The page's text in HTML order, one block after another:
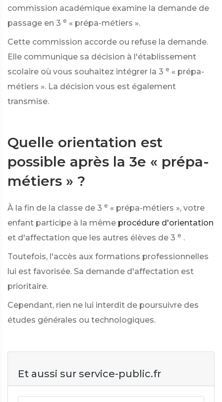
commission académique examine la demande de
passage en 3 e « prépa-métiers ».
Cette commission accorde ou refuse la demande.
Elle communique sa décision à l'établissement
scolaire où vous souhaitez intégrer la 3 e « prépa-
métiers ». La décision vous est également
transmise.
Quelle orientation est
possible après la 3e « prépa-
métiers » ?
À la fin de la classe de 3 e « prépa-métiers », votre
enfant participe à la même procédure d'orientation
et d'affectation que les autres élèves de 3 e .
Toutefois, l'accès aux formations professionnelles
lui est favorisée. Sa demande d'affectation est
prioritaire.
Cependant, rien ne lui interdit de poursuivre des
études générales ou technologiques.
Et aussi sur service-public.fr